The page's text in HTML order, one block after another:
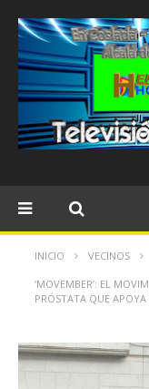
INICIO VECINOS
‘MOVEMBER’: EL
PRÓSTATA QUE APOYA